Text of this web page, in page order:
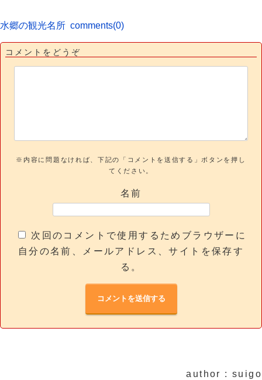
水郷の観光名所 comments(0)
コメントをどうぞ
※内容に問題なければ、下記の「コメントを送信する」ボタンを押し
てください。
名前
次回のコメントで使用するためブラウザーに
自分の名前、メールアドレス、サイトを保存す
る。
author : suigo